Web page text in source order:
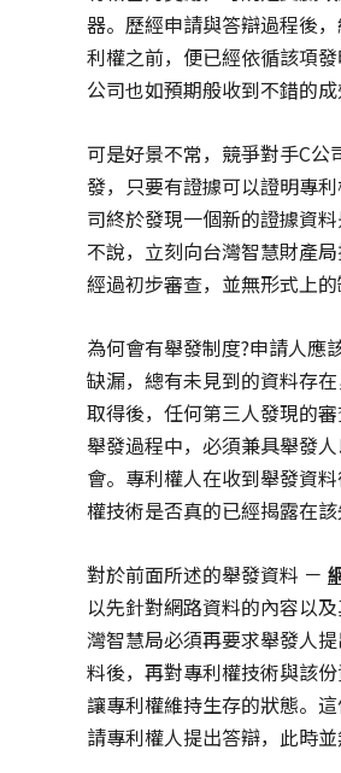
器。歷經申請與答辯過程後
利權之前，便已經依循該項
公司也如預期般收到不錯的成
可是好景不常，競爭對手C
發，只要有證據可以證明專
司終於發現一個新的證據資
不說，立刻向台灣智慧財產
經過初步審查，並無形式上
為何會有舉發制度?申請人應
缺漏，總有未見到的資料存
取得後，任何第三人發現的
舉發過程中，必須兼具舉發
會。專利權人在收到舉發資
權技術是否真的已經揭露在該
對於前面所述的舉發資料 －
以先針對網路資料的內容以
灣智慧局必須再要求舉發人
料後，再對專利權技術與該
讓專利權維持生存的狀態。
請專利權人提出答辯，此時